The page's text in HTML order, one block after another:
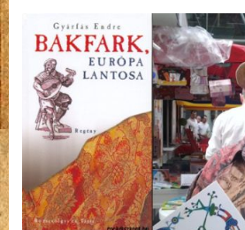
Bakfark,
Európa
lantosa